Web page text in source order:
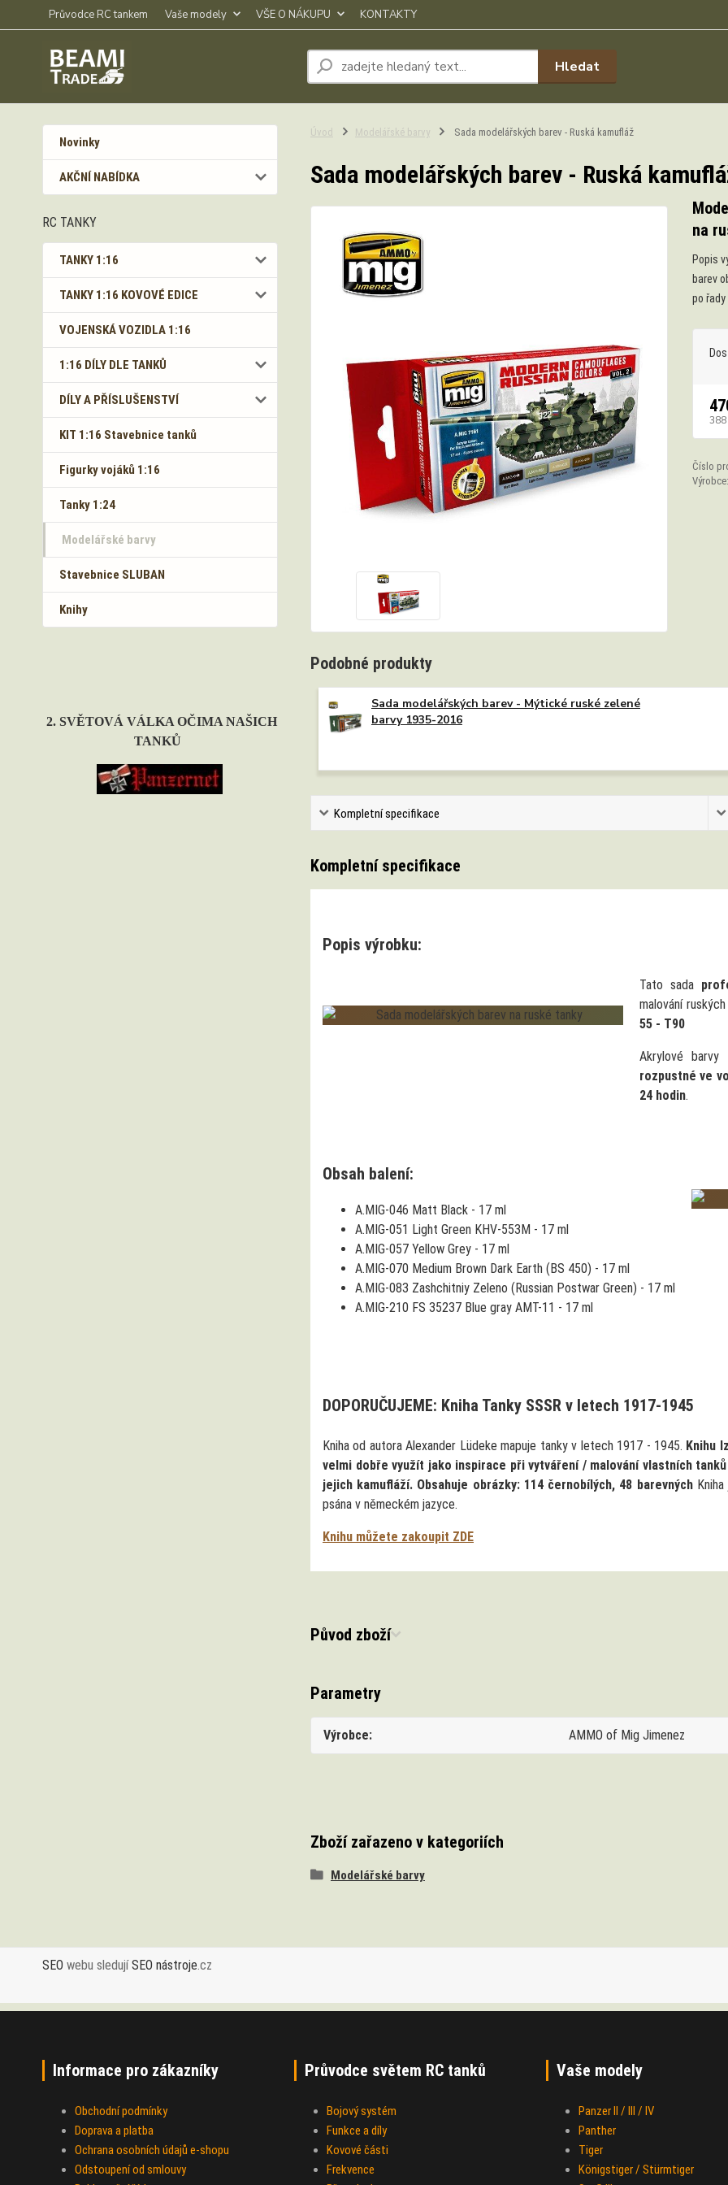
Průvodce RC tankem Vaše modely VŠE O NÁKUPU KONTAKTY
Hledat
Novinky
AKČNÍ NABÍDKA
RC TANKY
TANKY 1:16
TANKY 1:16 KOVOVÉ EDICE
VOJENSKÁ VOZIDLA 1:16
1:16 DÍLY DLE TANKŮ
DÍLY A PŘÍSLUŠENSTVÍ
KIT 1:16 Stavebnice tanků
Figurky vojáků 1:16
Tanky 1:24
Modelářské barvy
Stavebnice SLUBAN
Knihy
2. SVĚTOVÁ VÁLKA OČIMA NAŠICH
TANKŮ
Úvod Modelářské barvy Sada modelářských barev - Ruská kamufláž
Sada modelářských barev - Ruská
na
Popis
barev
po řady
388
Číslo
Výrobce:
Podobné produkty
Sada modelářských barev - Mýtické ruské zelené
barvy 1935-2016
Kompletní specifikace
Kompletní specifikace
Popis výrobku:
Tato sada
malování
55 - T90
Akrylové
rozpustné ve
24 hodin.
Obsah balení:
A.MIG-046 Matt Black - 17 ml
A.MIG-051 Light Green KHV-553M - 17 ml
A.MIG-057 Yellow Grey - 17 ml
A.MIG-070 Medium Brown Dark Earth (BS 450) - 17 ml
A.MIG-083 Zashchitniy Zeleno (Russian Postwar Green) - 17 ml
A.MIG-210 FS 35237 Blue gray AMT-11 - 17 ml
DOPORUČUJEME: Kniha Tanky SSSR v letech 1917-1945
Kniha od autora Alexander Lüdeke mapuje tanky v letech 1917 - 1945. Knihu
velmi dobře využít jako inspirace při vytváření / malování vlastních
jejich kamufláží. Obsahuje obrázky: 114 černobílých, 48 barevnýchKniha
psána v německém jazyce.
Knihu můžete zakoupit ZDE
Původ zboží
Parametry
Výrobce AMMO of Mig Jimenez
Zboží zařazeno v kategoriích
Modelářské barvy
SEO webu sledujíSEO nástroje.cz
Informace pro zákazníky
Obchodní podmínky
Doprava a platba
Ochrana osobních údajů e-shopu
Odstoupení od smlouvy
Průvodce světem RC tanků
Bojový systém
Funkce a díly
Kovové části
Frekvence
Vaše modely
Panzer II / III / IV
Panther
Tiger
Königstiger / Stürmtiger